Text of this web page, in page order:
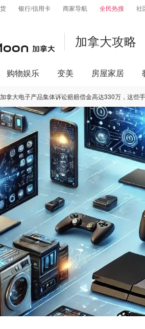
银行/信用卡 商家导航 全民热搜 社
加拿大攻略
购物娱乐 变美 房屋家居
加拿大电子产品集体诉讼赔赔偿金高达330万，这些